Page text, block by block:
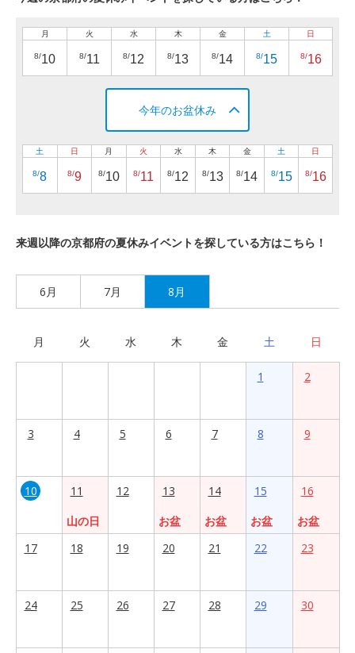
月
8/10
火
8/11
水
8/12
木
8/13
金
8/14
土
8/15
日
8/16
今年のお盆休み
土
8/8
日
8/9
月
8/10
火
8/11
水
8/12
木
8/13
金
8/14
土
8/15
日
8/16
来週以降の京都府の夏休みイベントを探している方はこちら！
6月 7月 8月
月 火 水 木 金 土 日
1 2
3 4 5 6 7 8 9
10
11
山の日
12
13
お盆
14
お盆
15
お盆
16
お盆
17
18 19 20 21 22 23
24 25 26 27 28 29 30